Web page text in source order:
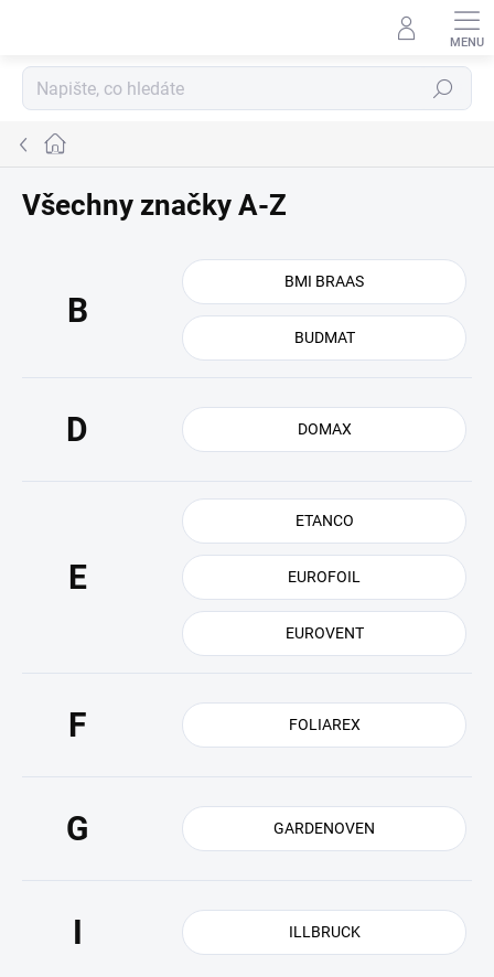
Hledat
Domů
Všechny značky A-Z
B
BMI BRAAS
BUDMAT
D DOMAX
E
ETANCO
EUROFOIL
EUROVENT
F FOLIAREX
G GARDENOVEN
I ILLBRUCK